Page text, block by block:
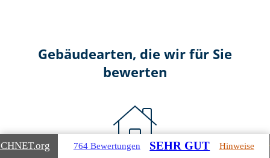
Gebäudearten, die wir für Sie
bewerten
.org 764 Bewertungen SEHR GUT Hinweise